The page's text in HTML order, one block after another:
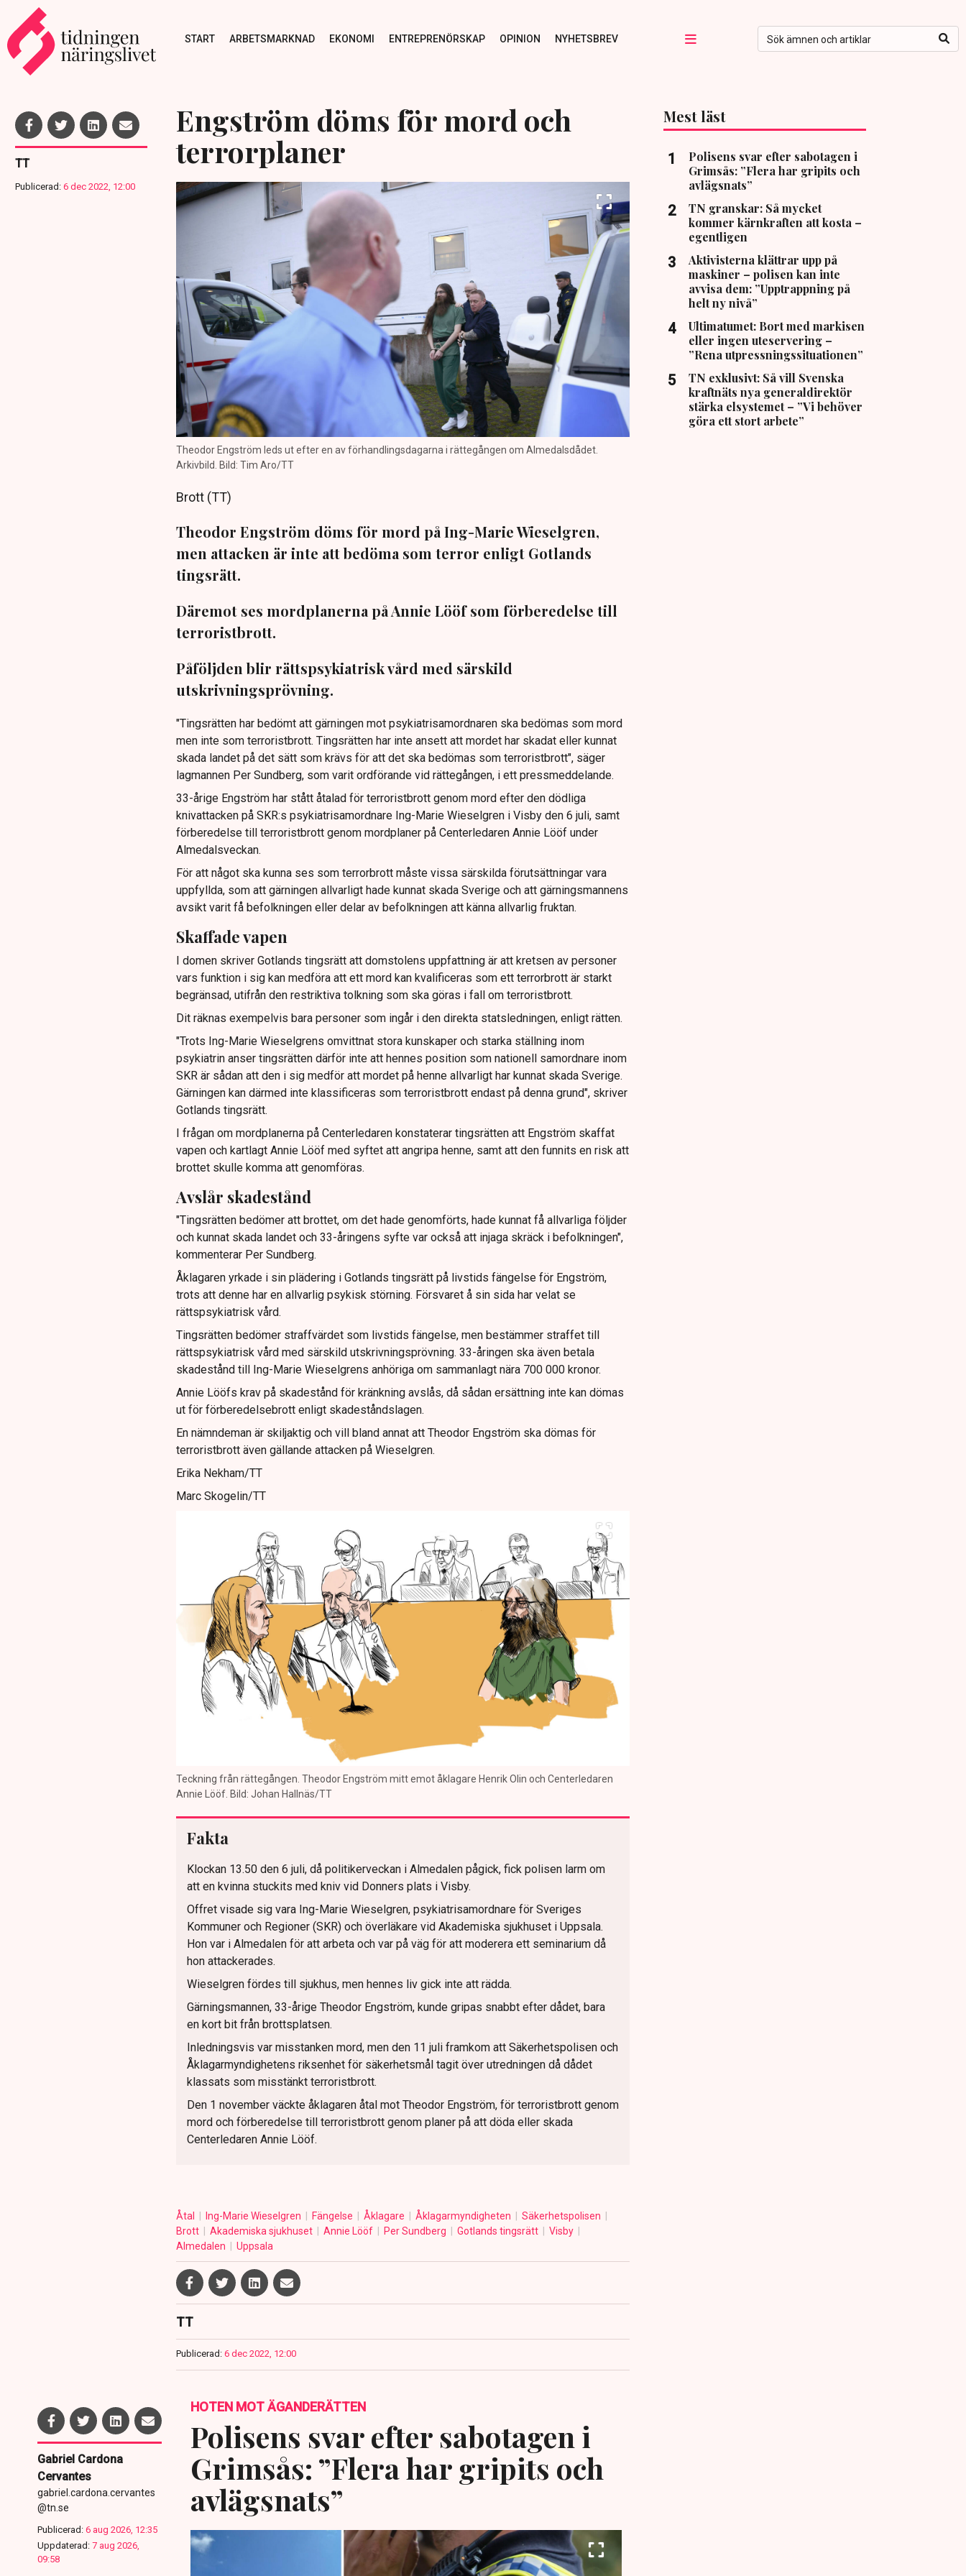
START ARBETSMARKNAD EKONOMI ENTREPRENÖRSKAP OPINION NYHETSBREV
TT
Publicerad: 6 dec 2022, 12:00
Engström döms för mord och
terrorplaner
Theodor Engström leds ut efter en av förhandlingsdagarna i rättegången om Almedalsdådet.
Arkivbild. Bild: Tim Aro/TT
Brott (TT)
Theodor Engström döms för mord på Ing-Marie Wieselgren,
men attacken är inte att bedöma som terror enligt Gotlands
tingsrätt.
Däremot ses mordplanerna på Annie Lööf som förberedelse till
terroristbrott.
Påföljden blir rättspsykiatrisk vård med särskild
utskrivningsprövning.
"Tingsrätten har bedömt att gärningen mot psykiatrisamordnaren ska bedömas som mord
men inte som terroristbrott. Tingsrätten har inte ansett att mordet har skadat eller kunnat
skada landet på det sätt som krävs för att det ska bedömas som terroristbrott", säger
lagmannen Per Sundberg, som varit ordförande vid rättegången, i ett pressmeddelande.
33-årige Engström har stått åtalad för terroristbrott genom mord efter den dödliga
knivattacken på SKR:s psykiatrisamordnare Ing-Marie Wieselgren i Visby den 6 juli, samt
förberedelse till terroristbrott genom mordplaner på Centerledaren Annie Lööf under
Almedalsveckan.
För att något ska kunna ses som terrorbrott måste vissa särskilda förutsättningar vara
uppfyllda, som att gärningen allvarligt hade kunnat skada Sverige och att gärningsmannens
avsikt varit få befolkningen eller delar av befolkningen att känna allvarlig fruktan.
Skaffade vapen
I domen skriver Gotlands tingsrätt att domstolens uppfattning är att kretsen av personer
vars funktion i sig kan medföra att ett mord kan kvalificeras som ett terrorbrott är starkt
begränsad, utifrån den restriktiva tolkning som ska göras i fall om terroristbrott.
Dit räknas exempelvis bara personer som ingår i den direkta statsledningen, enligt rätten.
"Trots Ing-Marie Wieselgrens omvittnat stora kunskaper och starka ställning inom
psykiatrin anser tingsrätten därför inte att hennes position som nationell samordnare inom
SKR är sådan att den i sig medför att mordet på henne allvarligt har kunnat skada Sverige.
Gärningen kan därmed inte klassificeras som terroristbrott endast på denna grund", skriver
Gotlands tingsrätt.
I frågan om mordplanerna på Centerledaren konstaterar tingsrätten att Engström skaffat
vapen och kartlagt Annie Lööf med syftet att angripa henne, samt att den funnits en risk att
brottet skulle komma att genomföras.
Avslår skadestånd
"Tingsrätten bedömer att brottet, om det hade genomförts, hade kunnat få allvarliga följder
och kunnat skada landet och 33-åringens syfte var också att injaga skräck i befolkningen",
kommenterar Per Sundberg.
Åklagaren yrkade i sin plädering i Gotlands tingsrätt på livstids fängelse för Engström,
trots att denne har en allvarlig psykisk störning. Försvaret å sin sida har velat se
rättspsykiatrisk vård.
Tingsrätten bedömer straffvärdet som livstids fängelse, men bestämmer straffet till
rättspsykiatrisk vård med särskild utskrivningsprövning. 33-åringen ska även betala
skadestånd till Ing-Marie Wieselgrens anhöriga om sammanlagt nära 700 000 kronor.
Annie Lööfs krav på skadestånd för kränkning avslås, då sådan ersättning inte kan dömas
ut för förberedelsebrott enligt skadeståndslagen.
En nämndeman är skiljaktig och vill bland annat att Theodor Engström ska dömas för
terroristbrott även gällande attacken på Wieselgren.
Erika Nekham/TT
Marc Skogelin/TT
Teckning från rättegången. Theodor Engström mitt emot åklagare Henrik Olin och Centerledaren
Annie Lööf. Bild: Johan Hallnäs/TT
Fakta
Klockan 13.50 den 6 juli, då politikerveckan i Almedalen pågick, fick polisen larm om
att en kvinna stuckits med kniv vid Donners plats i Visby.
Offret visade sig vara Ing-Marie Wieselgren, psykiatrisamordnare för Sveriges
Kommuner och Regioner (SKR) och överläkare vid Akademiska sjukhuset i Uppsala.
Hon var i Almedalen för att arbeta och var på väg för att moderera ett seminarium då
hon attackerades.
Wieselgren fördes till sjukhus, men hennes liv gick inte att rädda.
Gärningsmannen, 33-årige Theodor Engström, kunde gripas snabbt efter dådet, bara
en kort bit från brottsplatsen.
Inledningsvis var misstanken mord, men den 11 juli framkom att Säkerhetspolisen och
Åklagarmyndighetens riksenhet för säkerhetsmål tagit över utredningen då dådet
klassats som misstänkt terroristbrott.
Den 1 november väckte åklagaren åtal mot Theodor Engström, för terroristbrott genom
mord och förberedelse till terroristbrott genom planer på att döda eller skada
Centerledaren Annie Lööf.
Åtal Ing-Marie Wieselgren Fängelse Åklagare Åklagarmyndigheten
Säkerhetspolisen
Brott
Akademiska sjukhuset Annie Lööf Per Sundberg Gotlands tingsrätt
Visby
Almedalen
Uppsala
TT
Publicerad: 6 dec 2022, 12:00
Mest läst
Polisens svar efter sabotagen i
Grimsås: ”Flera har gripits och
avlägsnats”
TN granskar: Så mycket
kommer kärnkraften att kosta –
egentligen
Aktivisterna klättrar upp på
maskiner – polisen kan inte
avvisa dem: ”Upptrappning på
helt ny nivå”
Ultimatumet: Bort med markisen
eller ingen uteservering –
”Rena utpressningssituationen”
TN exklusivt: Så vill Svenska
kraftnäts nya generaldirektör
stärka elsystemet – ”Vi behöver
göra ett stort arbete”
Gabriel Cardona
Cervantes
gabriel.cardona.cervantes
@tn.se
Publicerad: 6 aug 2026, 12:35
Uppdaterad: 7 aug 2026,
09:58
HOTEN MOT ÄGANDERÄTTEN
Polisens svar efter sabotagen i
Grimsås: ”Flera har gripits och
avlägsnats”